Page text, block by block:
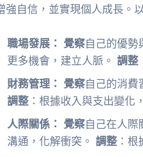
強自信，並實現個人成長。
職場發展： 覺察自己的優勢
更多機會，建立人脈。 調整
財務管理：
覺察自己的消費
調整 ：根據收入與支出變化
人際關係：
覺察自己在人際
溝通，化解衝突。 調整 ：